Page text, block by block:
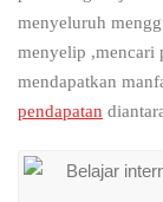
menyeluruh
menyelip ,mencari
mendapatkan
pendapatan